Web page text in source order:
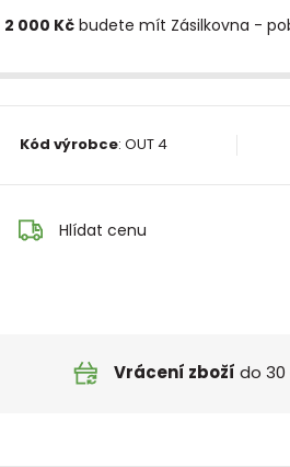
2 000 Kčbudete mít Zásilkovna -
Kód výrobce:OUT 4
Hlídat cenu
Vrácení zboží do 30